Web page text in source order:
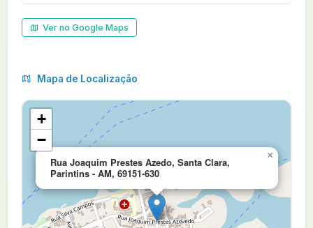
Ver no Google Maps
Mapa de Localização
Rua Joaquim Prestes Azedo, Santa Clara,
Parintins - AM, 69151-630
×
+
−